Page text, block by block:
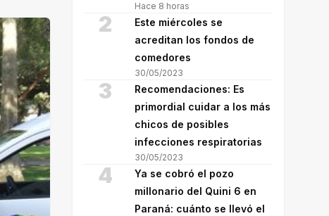
Hace 8 horas
2
Este miércoles se
acreditan los fondos de
comedores
30/05/2023
3
Recomendaciones: Es
primordial cuidar a los más
chicos de posibles
infecciones respiratorias
30/05/2023
4
Ya se cobró el pozo
millonario del Quini 6 en
Paraná: cuánto se llevó el